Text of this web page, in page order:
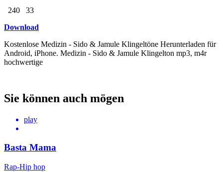
240
33
Download
Kostenlose Medizin - Sido & Jamule Klingeltöne Herunterladen für
Android, iPhone. Medizin - Sido & Jamule Klingelton mp3, m4r
hochwertige
Sie können auch mögen
play
Basta Mama
Rap-Hip hop